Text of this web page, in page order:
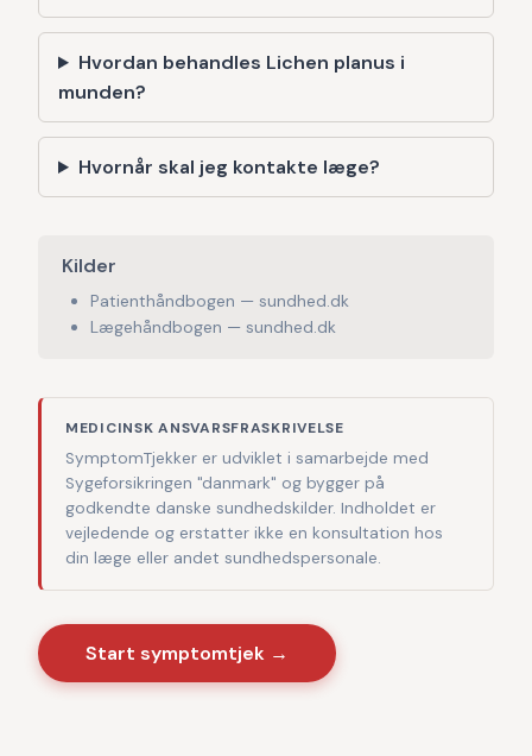
Hvordan behandles Lichen planus i
munden?
Hvornår skal jeg kontakte læge?
Kilder
Patienthåndbogen — sundhed.dk
Lægehåndbogen — sundhed.dk
MEDICINSK ANSVARSFRASKRIVELSE
SymptomTjekker er udviklet i samarbejde med
Sygeforsikringen "danmark" og bygger på
godkendte danske sundhedskilder. Indholdet er
vejledende og erstatter ikke en konsultation hos
din læge eller andet sundhedspersonale.
Start symptomtjek →